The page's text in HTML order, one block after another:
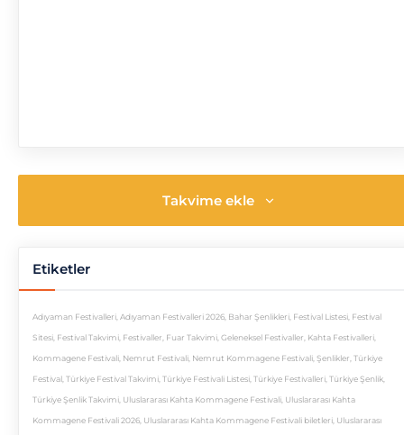
Takvime ekle
Etiketler
Adıyaman Festivalleri Adıyaman Festivalleri 2026 Bahar Şenlikleri Festival Listesi Festival
Sitesi Festival Takvimi Festivaller Fuar Takvimi Geleneksel Festivaller Kahta Festivalleri
Kommagene Festivali Nemrut Festivali Nemrut Kommagene Festivali Şenlikler Türkiye
Festival Türkiye Festival Takvimi Türkiye Festivali Listesi Türkiye Festivalleri Türkiye Şenlik
Türkiye Şenlik Takvimi Uluslararası Kahta Kommagene Festivali Uluslararası Kahta
Kommagene Festivali 2026 Uluslararası Kahta Kommagene Festivali biletleri Uluslararası